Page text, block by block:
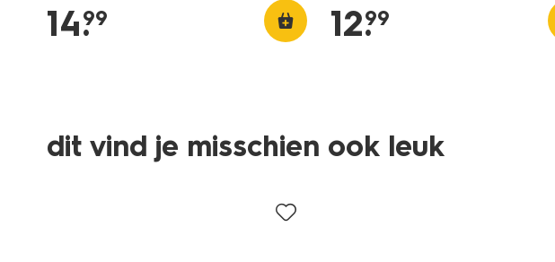
14.
99 12.
99
dit vind je misschien ook leuk
30% korting
30% korting